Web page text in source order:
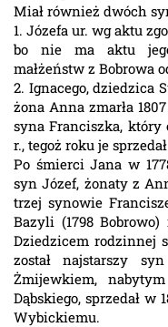
Miał również dwóch
1. Józefa ur. wg aktu
bo nie ma aktu
małżeństw z Bobrowa
2. Ignacego, dziedzica
żona Anna zmarła
syna Franciszka, który
r., tegoż roku je
Po śmierci Jana w
syn Józef, żonaty z
trzej synowie
Bazyli (1798
Dziedzicem rodzinnej
został najstarszy
Żmijewkiem,
Dąbskiego, sprzedał w
Wybickiemu.